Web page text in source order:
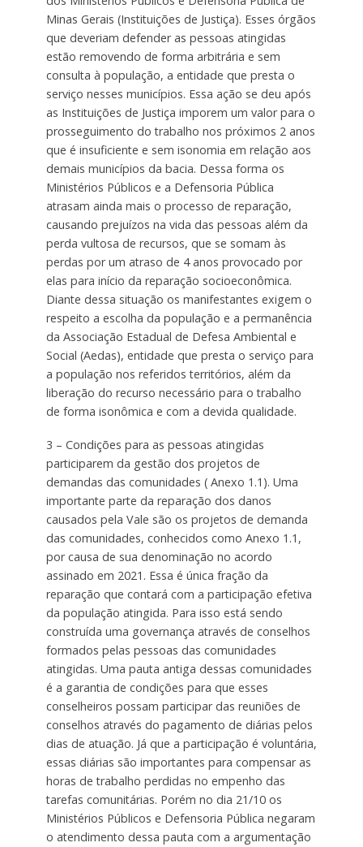
Minas Gerais (Instituições de Justiça). Esses órgãos
que deveriam defender as pessoas atingidas
estão removendo de forma arbitrária e sem
consulta à população, a entidade que presta o
serviço nesses municípios. Essa ação se deu após
as Instituições de Justiça imporem um valor para o
prosseguimento do trabalho nos próximos 2 anos
que é insuficiente e sem isonomia em relação aos
demais municípios da bacia. Dessa forma os
Ministérios Públicos e a Defensoria Pública
atrasam ainda mais o processo de reparação,
causando prejuízos na vida das pessoas além da
perda vultosa de recursos, que se somam às
perdas por um atraso de 4 anos provocado por
elas para início da reparação socioeconômica.
Diante dessa situação os manifestantes exigem o
respeito a escolha da população e a permanência
da Associação Estadual de Defesa Ambiental e
Social (Aedas), entidade que presta o serviço para
a população nos referidos territórios, além da
liberação do recurso necessário para o trabalho
de forma isonômica e com a devida qualidade.
3 – Condições para as pessoas atingidas
participarem da gestão dos projetos de
demandas das comunidades ( Anexo 1.1). Uma
importante parte da reparação dos danos
causados pela Vale são os projetos de demanda
das comunidades, conhecidos como Anexo 1.1,
por causa de sua denominação no acordo
assinado em 2021. Essa é única fração da
reparação que contará com a participação efetiva
da população atingida. Para isso está sendo
construída uma governança através de conselhos
formados pelas pessoas das comunidades
atingidas. Uma pauta antiga dessas comunidades
é a garantia de condições para que esses
conselheiros possam participar das reuniões de
conselhos através do pagamento de diárias pelos
dias de atuação. Já que a participação é voluntária,
essas diárias são importantes para compensar as
horas de trabalho perdidas no empenho das
tarefas comunitárias. Porém no dia 21/10 os
Ministérios Públicos e Defensoria Pública negaram
o atendimento dessa pauta com a argumentação